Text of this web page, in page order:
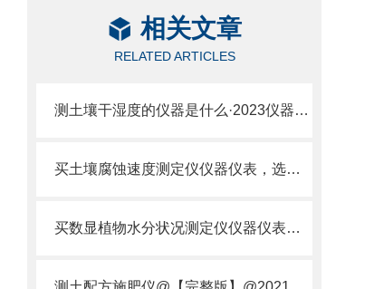
相关文章
RELATED ARTICLES
测土壤干湿度的仪器是什么·2023仪器仪表·云唐土壤干湿度检测仪器设备
买土壤腐蚀速度测定仪仪器仪表，选【云唐新款】土壤腐蚀速度测定仪
买数显植物水分状况测定仪仪器仪表，就来山东云唐精品货源